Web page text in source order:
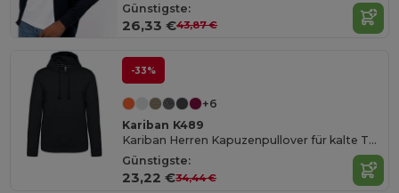
Günstigste:
26,33 €43,87 €
-33%
+6
Kariban K489
Kariban Herren Kapuzenpullover für kalte Tage
Günstigste:
23,22 €34,44 €